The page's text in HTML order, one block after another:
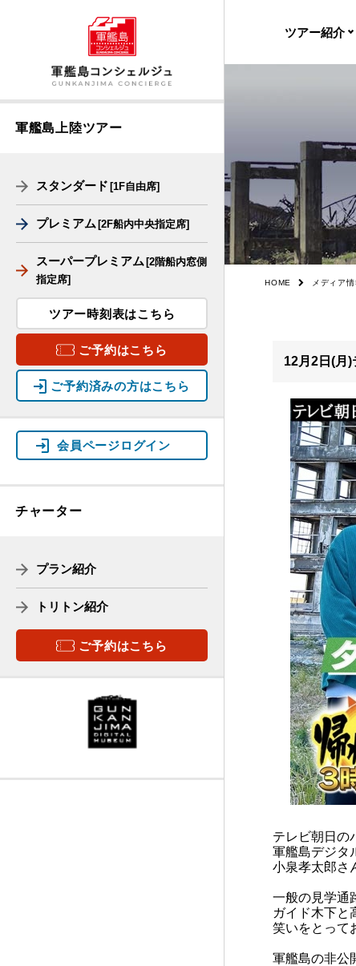
ツアー紹介
軍艦島デジタ
ージアム
船舶
フロアマップ
教育旅行
ガイド紹介
リーフレット
HOME メディア
12月2日(月
テレビ朝日の
軍艦島デジタ
小泉孝太郎さ
一般の見学通
ガイド木下と
笑いをとって
軍艦島の非公
軍艦島上陸ツアー
スタンダード [1F自由席]
プレミアム [2F船内中央指定席]
スーパープレミアム [2階船内窓側
指定席]
ツアー時刻表はこちら
ご予約はこちら
ご予約済みの方はこちら
会員ページログイン
チャーター
プラン紹介
トリトン紹介
ご予約はこちら
受付場所 軍艦島デジタルミュージアム
乗船場所 常盤桟橋
※発着時刻は目安です。当日の運航状況によって変更となる場合があります。予めご了